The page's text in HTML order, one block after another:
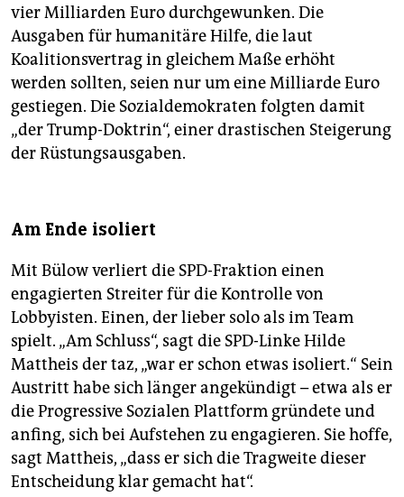
vier Milliarden Euro durchgewunken. Die
Ausgaben für humanitäre Hilfe, die laut
Koalitionsvertrag in gleichem Maße erhöht
werden sollten, seien nur um eine Milliarde Euro
gestiegen. Die Sozialdemokraten folgten damit
„der Trump-Doktrin“, einer drastischen Steigerung
der Rüstungsausgaben.
Am Ende isoliert
Mit Bülow verliert die SPD-Fraktion einen
engagierten Streiter für die Kontrolle von
Lobbyisten. Einen, der lieber solo als im Team
spielt. „Am Schluss“, sagt die SPD-Linke Hilde
Mattheis der taz, „war er schon etwas isoliert.“ Sein
Austritt habe sich länger angekündigt – etwa als er
die Progressive Sozialen Plattform gründete und
anfing, sich bei Aufstehen zu engagieren. Sie hoffe,
sagt Mattheis, „dass er sich die Tragweite dieser
Entscheidung klar gemacht hat“.